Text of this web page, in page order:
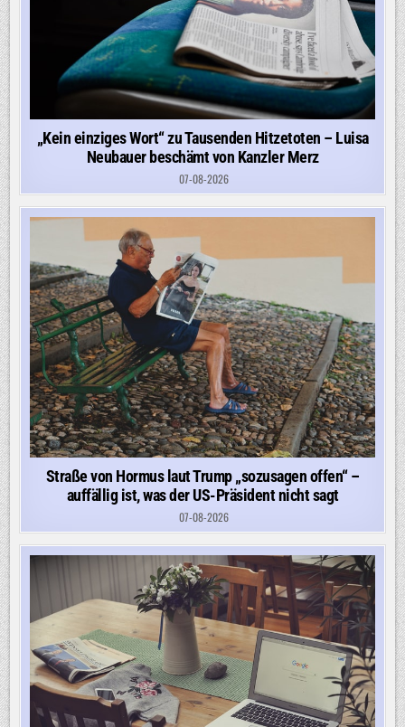
„Kein einziges Wort“ zu Tausenden Hitzetoten – Luisa
Neubauer beschämt von Kanzler Merz
07-08-2026
Straße von Hormus laut Trump „sozusagen offen“ –
auffällig ist, was der US-Präsident nicht sagt
07-08-2026